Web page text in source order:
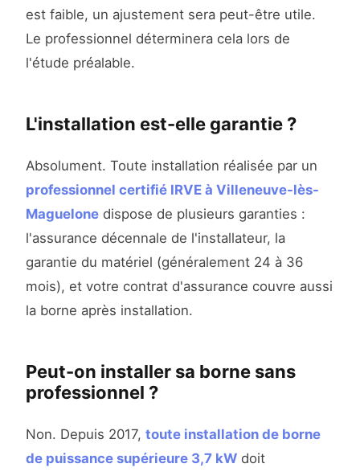
est faible, un ajustement sera peut-être utile.
Le professionnel déterminera cela lors de
l'étude préalable.
L'installation est-elle garantie ?
Absolument. Toute installation réalisée par un
professionnel certifié IRVE à Villeneuve-lès-
Maguelone dispose de plusieurs garanties :
l'assurance décennale de l'installateur, la
garantie du matériel (généralement 24 à 36
mois), et votre contrat d'assurance couvre aussi
la borne après installation.
Peut-on installer sa borne sans
professionnel ?
Non. Depuis 2017, toute installation de borne
de puissance supérieure 3,7 kW doit